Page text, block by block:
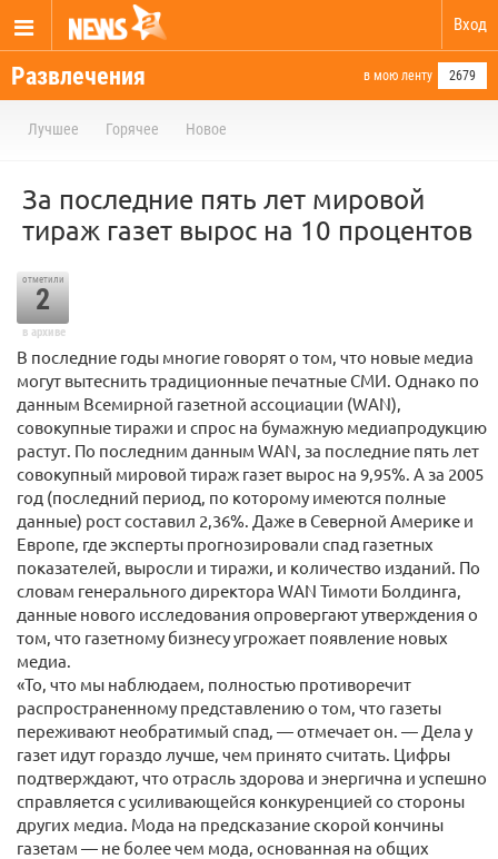
Вход
Развлечения в мою ленту 2679
Лучшее Горячее Новое
За последние пять лет мировой
тираж газет вырос на 10 процентов
отметили
2
в архиве
В последние годы многие говорят о том, что новые медиа
могут вытеснить традиционные печатные СМИ. Однако по
данным Всемирной газетной ассоциации (WAN),
совокупные тиражи и спрос на бумажную медиапродукцию
растут. По последним данным WAN, за последние пять лет
совокупный мировой тираж газет вырос на 9,95%. А за 2005
год (последний период, по которому имеются полные
данные) рост составил 2,36%. Даже в Северной Америке и
Европе, где эксперты прогнозировали спад газетных
показателей, выросли и тиражи, и количество изданий. По
словам генерального директора WAN Тимоти Болдинга,
данные нового исследования опровергают утверждения о
том, что газетному бизнесу угрожает появление новых
медиа.
«То, что мы наблюдаем, полностью противоречит
распространенному представлению о том, что газеты
переживают необратимый спад, — отмечает он. — Дела у
газет идут гораздо лучше, чем принято считать. Цифры
подтверждают, что отрасль здорова и энергична и успешно
справляется с усиливающейся конкуренцией со стороны
других медиа. Мода на предсказание скорой кончины
газетам — не более чем мода, основанная на общих